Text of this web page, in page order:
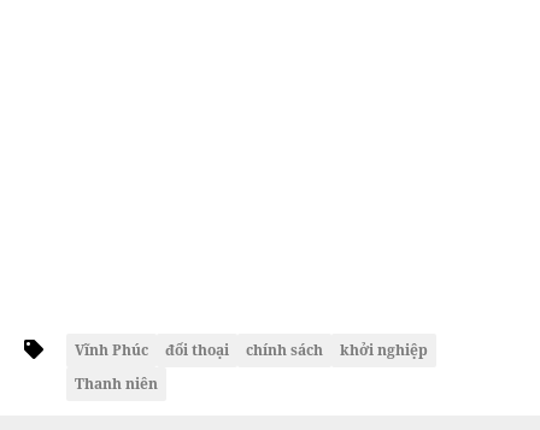
Vĩnh Phúc đối thoại chính sách
khởi nghiệp
Thanh niên